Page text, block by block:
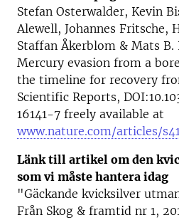
Stefan Osterwalder, Kevin
Alewell, Johannes Fritsche,
Staffan Åkerblom & Mats B.
Mercury evasion from a
the timeline for recovery
Scientific Reports,
16141-7 freely available at
www.nature.com/articles/
Länk till artikel om den
som vi måste hantera idag
"Gäckande kvicksilver
Från Skog & framtid nr 1,